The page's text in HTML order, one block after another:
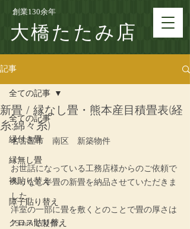
創業130余年
大橋たたみ店
記事
全ての記事
縁付き畳
縁無し畳
襖貼り替え
障子貼り替え
クロス貼り替え
全ての記事
新畳 / 縁なし畳・熊本産目積畳表(経
糸:綿々糸)
名古屋市　南区　新築物件
お世話になっている工務店様からのご依頼で
ヘリなし半畳の新畳を納品させていただきま
した。
洋室の一部に畳を敷くとのことで畳の厚さは
15mmで製作。